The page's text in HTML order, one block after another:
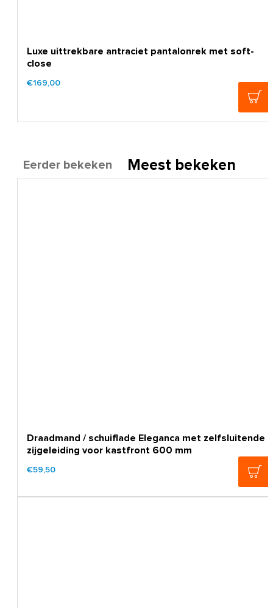
Luxe uittrekbare antraciet pantalonrek met soft-
close
€169,00
Eerder bekeken Meest bekeken
Draadmand / schuiflade Eleganca met zelfsluitende
zijgeleiding voor kastfront 600 mm
€59,50